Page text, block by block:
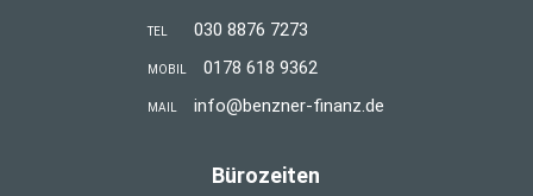
TEL 030 8876 7273
MOBIL 0178 618 9362
MAIL info@benzner-finanz.de
Bürozeiten